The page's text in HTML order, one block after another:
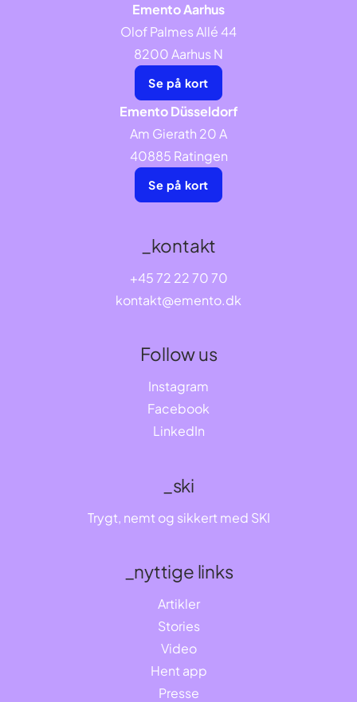
_ski
Trygt, nemt og sikkert med SKI
_nyttige links
Artikler
Stories
Video
Hent app
Presse
_kontakt
+45 72 22 70 70
kontakt@emento.dk
Follow us
Instagram
Facebook
LinkedIn
Emento Aarhus
Olof Palmes Allé 44
8200 Aarhus N
Se på kort
Emento Düsseldorf
Am Gierath 20 A
40885 Ratingen
Se på kort